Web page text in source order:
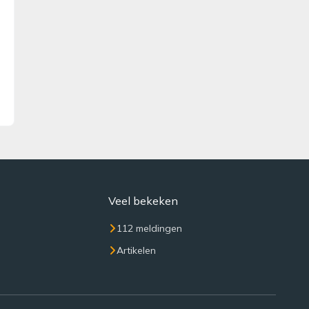
Veel bekeken
112 meldingen
Artikelen